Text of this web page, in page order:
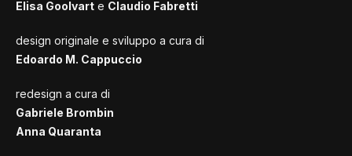
Elisa Goolvart e Claudio Fabretti
design originale e sviluppo a cura di
Edoardo M. Cappuccio
redesign a cura di
Gabriele Brombin
Anna Quaranta